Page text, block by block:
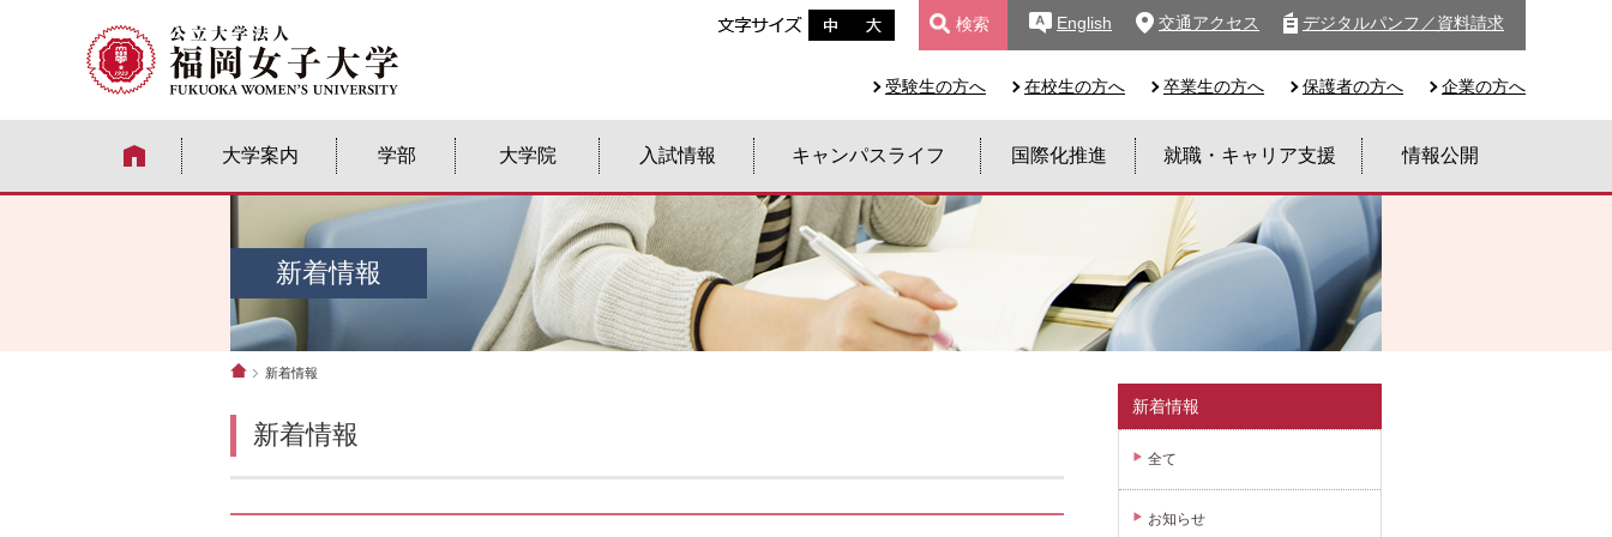
English 交通アクセス デジタルパンフ／資料請求
検索
受験生の方へ 在校生の方へ 卒業生の方へ 保護者の方へ 企業の方へ
大学案内 学部 大学院 入試情報 キャンパスライフ 国際化推進 就職・キャリア支援 情報公開
新着情報
新着情報
新着情報
新着情報
全て
お知らせ